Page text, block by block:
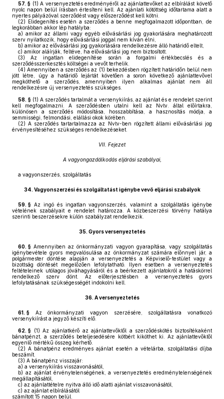
57. § (1) A versenyeztetés eredményéről az ajánlattevőket az elbírálást követő
nyolc napon belül írásban értesíteni kell. Az ajánlati kötöttség időtartama alatt a
nyertes pályázóval szerződést vagy előszerződést kell kötni.
(2) Elidegenítés esetén a szerződés a benne megfogalmazott időpontban, de
legkorábban akkor lép hatályba:
a) amikor az állami vagy egyéb elővásárlási jog gyakorlására meghatározott
szerv nyilatkozik, hogy elővásárlási joggal nem kíván élni,
b) amikor az elővásárlási jog gyakorlására rendelkezésre álló határidő eltelt,
c) amikor aláírják, feltéve, ha elővásárlási jog nem biztosított.
(3) Az ingatlan elidegenítése során a forgalmi értékbecslés és a
szerződésszerkesztés költségei a vevőt terhelik.
(4) Amennyiben a szerződés az (1) bekezdésben rögzített határidőn belül nem
jött létre, úgy a határidő lejártát követően a soron következő ajánlattevővel
megköthető a szerződés, amennyiben ilyen alkalmas ajánlat nem áll
rendelkezésre új versenyeztetés szükséges.
58. § (1) A szerződés tartalmát a versenykiírás, az ajánlat és e rendelet szerint
kell megfogalmazni. A szerződésben utalni kell az Nvtv. által előírtakra,
különösen a szerződés módosítása, hosszabbítása, a hasznosítás módja, a
semmisségi, felmondási, elállási okok körében.
(2) A szerződés tartartalmazza az Nvtv-ben rögzített állami elővásárlási jog
érvényesítéséhez szükséges rendelkezéseket.
VII. Fejezet
A vagyongazdálkodás eljárási szabályai,
a vagyonszerzés, szolgáltatás
34. Vagyonszerzési és szolgáltatást igénybe vevő eljárási szabályok
59. § Az ingó és ingatlan vagyonszerzés, valamint a szolgáltatás igénybe
vételének szabályait e rendelet határozza. A közbeszerzési törvény hatálya
szerinti beszerzésekre külön szabályzat rendelkezik.
35. Gyors versenyeztetés
60. § Amennyiben az önkormányzati vagyon gyarapítása, vagy szolgáltatás
igénybevétele gyors megvalósulása az önkormányzat számára előnnyel jár, a
polgármester döntése alapján a versenyeztetés a Képviselő-testület vagy a
bizottság döntését megelőzően lefolytatható. Ilyen esetben a versenyeztetés
feltételeinek utólagos jóváhagyásáról és a beérkezett ajánlatokról a hatáskörrel
rendelkező szerv dönt. Az előterjesztésben a versenyeztetés gyors
lefolytatásának szükségességét indokolni kell.
36. A versenyeztetés
61. § Az önkormányzati vagyon szerzésére, szolgáltatásra vonatkozó
versenykiírást a jegyző készíti elő.
62. § (1) Az ajánlatkérő az ajánlattevőktől a szerződéskötés biztosítékaként
bánatpénzt, a szerződés beteljesedésére kötbért kiköthet ki. Az ajánlattevőktől
egyenlő mértékű összeg kérhető.
(2) A bánatpénz eredményes ajánlat esetén a vételárba, szolgáltatási díjba
beszámít.
(3) A bánatpénz visszajár:
a) a versenykiírás visszavonásától,
b) az ajánlat érvénytelenségének, a versenyeztetés eredménytelenségének
megállapításától,
c) az ajánlattételre nyitva álló idő alatti ajánlat visszavonásától,
c) az ajánlat elbírálásától
számított 15 napon belül.